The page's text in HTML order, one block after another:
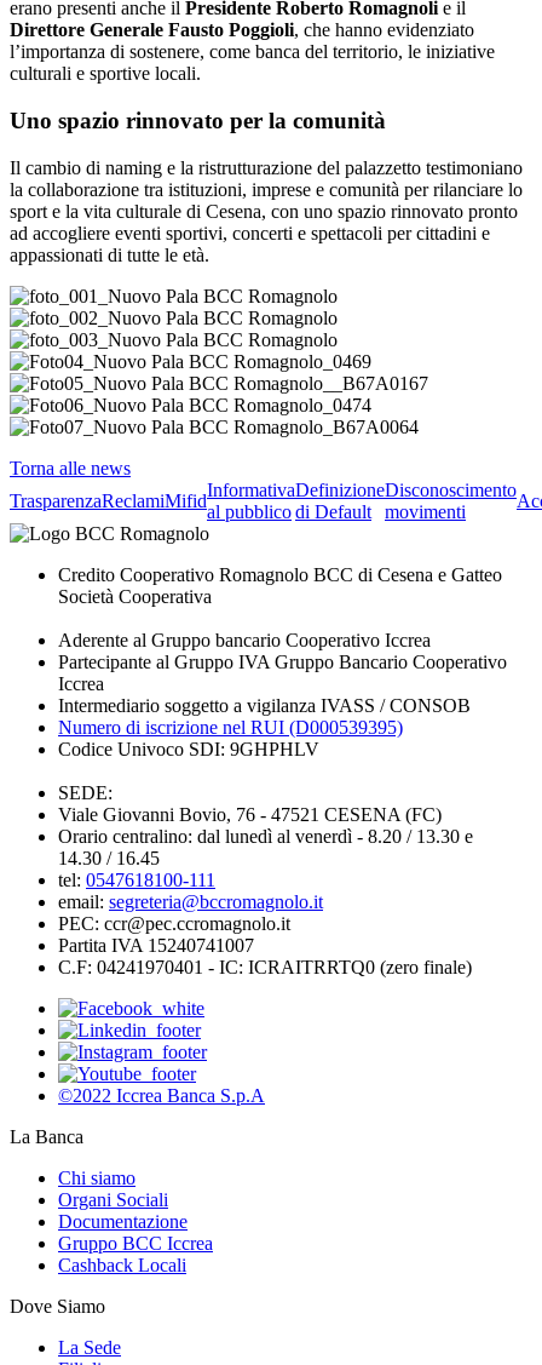
erano presenti anche il Presidente Roberto Romagnoli e il
Direttore Generale Fausto Poggioli, che hanno evidenziato
l’importanza di sostenere, come banca del territorio, le iniziative
culturali e sportive locali.
Uno spazio rinnovato per la comunità
Il cambio di naming e la ristrutturazione del palazzetto testimoniano
la collaborazione tra istituzioni, imprese e comunità per rilanciare lo
sport e la vita culturale di Cesena, con uno spazio rinnovato pronto
ad accogliere eventi sportivi, concerti e spettacoli per cittadini e
appassionati di tutte le età.
Torna alle news
TrasparenzaReclamiMifid
Informativa
al pubblico
Definizione
di Default
Disconoscimento
movimenti
Credito Cooperativo Romagnolo BCC di Cesena e Gatteo
Società Cooperativa
Aderente al Gruppo bancario Cooperativo Iccrea
Partecipante al Gruppo IVA Gruppo Bancario Cooperativo
Iccrea
Intermediario soggetto a vigilanza IVASS / CONSOB
Numero di iscrizione nel RUI (D000539395)
Codice Univoco SDI: 9GHPHLV
SEDE:
Viale Giovanni Bovio, 76 - 47521 CESENA (FC)
Orario centralino: dal lunedì al venerdì - 8.20 / 13.30 e
14.30 / 16.45
tel: 0547618100-111
email: segreteria@bccromagnolo.it
PEC: ccr@pec.ccromagnolo.it
Partita IVA 15240741007
C.F: 04241970401 - IC: ICRAITRRTQ0 (zero finale)
©2022 Iccrea Banca S.p.A
La Banca
Chi siamo
Organi Sociali
Documentazione
Gruppo BCC Iccrea
Cashback Locali
Dove Siamo
La Sede